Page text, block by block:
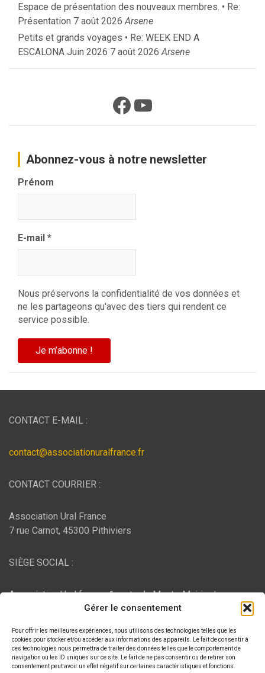
Gérer le consentement
Pour offrir les meilleures expériences, nous utilisons des technologies telles que les
cookies pour stocker et/ou accéder aux informations des appareils. Le fait de consentir à
ces technologies nous permettra de traiter des données telles que le comportement de
navigation ou les ID uniques sur ce site. Le fait de ne pas consentir ou de retirer son
consentement peut avoir un effet négatif sur certaines caractéristiques et fonctions.
Espace de présentation des nouveaux membres. • Re:
Présentation 7 août 2026 Arsene
Petits et grands voyages • Re: WEEK END A
ESCALONA Juin 2026 7 août 2026 Arsene
Facebook
YouTube
Abonnez-vous à notre newsletter
Prénom
E-mail *
Nous préservons la confidentialité de vos données et
ne les partageons qu'avec des tiers qui rendent ce
service possible.
CONTACT E-MAIL :
contact@associationuralfrance.fr
CONTACT COURRIER :
Association Ural France
7 rue Carnot, 45300 Pithiviers
SIÈGE SOCIAL :
Association Ural france, 1 route du Mont - Mairie de
Bujaleuf, 87460 Bujaleuf
HÉBERGEMENT :